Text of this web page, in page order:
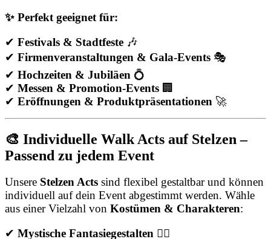
✨ Perfekt geeignet für:
✔ Festivals & Stadtfeste 🎶
✔ Firmenveranstaltungen & Gala-Events 🎭
✔ Hochzeiten & Jubiläen 💍
✔ Messen & Promotion-Events 🏢
✔ Eröffnungen & Produktpräsentationen 🚀
🎨 Individuelle Walk Acts auf Stelzen –
Passend zu jedem Event
Unsere Stelzen Acts sind flexibel gestaltbar und können
individuell auf dein Event abgestimmt werden. Wähle
aus einer Vielzahl von Kostümen & Charakteren:
✔ Mystische Fantasiegestalten 🧚‍♀️